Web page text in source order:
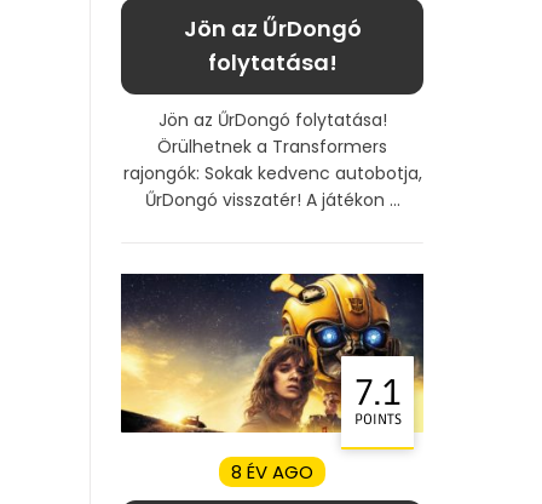
Jön az ŰrDongó
folytatása!
Jön az ŰrDongó folytatása!
Örülhetnek a Transformers
rajongók: Sokak kedvenc autobotja,
ŰrDongó visszatér! A játékon ...
7.1
POINTS
8 ÉV AGO